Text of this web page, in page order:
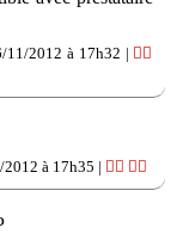
2012 à 17h32 | 👍🏽
à 17h35 | 👍🏽 👎🏽